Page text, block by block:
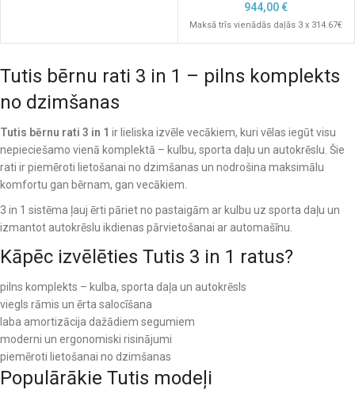
944,00€
Maksā trīs vienādās daļās 3 x 314.67€
Tutis bērnu rati 3 in 1 – pilns komplekts
no dzimšanas
Tutis bērnu rati 3 in 1 ir lieliska izvēle vecākiem, kuri vēlas iegūt visu
nepieciešamo vienā komplektā – kulbu, sporta daļu un autokrēslu. Šie
rati ir piemēroti lietošanai no dzimšanas un nodrošina maksimālu
komfortu gan bērnam, gan vecākiem.
3 in 1 sistēma ļauj ērti pāriet no pastaigām ar kulbu uz sporta daļu un
izmantot autokrēslu ikdienas pārvietošanai ar automašīnu.
Kāpēc izvēlēties Tutis 3 in 1 ratus?
pilns komplekts – kulba, sporta daļa un autokrēsls
viegls rāmis un ērta salocīšana
laba amortizācija dažādiem segumiem
moderni un ergonomiski risinājumi
piemēroti lietošanai no dzimšanas
Populārākie Tutis modeļi